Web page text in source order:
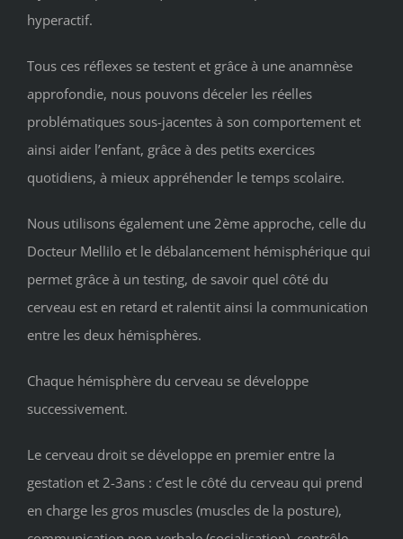
hyperactif.
Tous ces réflexes se testent et grâce à une anamnèse
approfondie, nous pouvons déceler les réelles
problématiques sous-jacentes à son comportement et
ainsi aider l’enfant, grâce à des petits exercices
quotidiens, à mieux appréhender le temps scolaire.
Nous utilisons également une 2ème approche, celle du
Docteur Mellilo et le débalancement hémisphérique qui
permet grâce à un testing, de savoir quel côté du
cerveau est en retard et ralentit ainsi la communication
entre les deux hémisphères.
Chaque hémisphère du cerveau se développe
successivement.
Le cerveau droit se développe en premier entre la
gestation et 2-3ans : c’est le côté du cerveau qui prend
en charge les gros muscles (muscles de la posture),